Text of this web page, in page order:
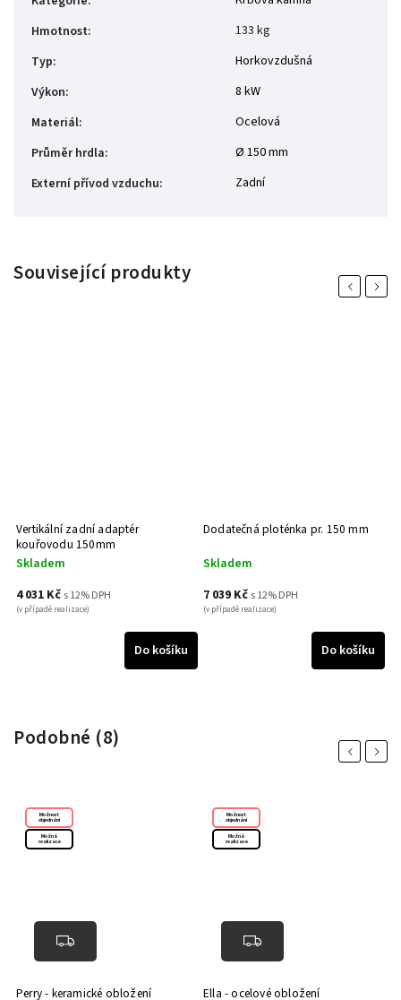
Hmotnost:
133 kg
Typ:
Horkovzdušná
Výkon:
8 kW
Materiál:
Ocelová
Průměr hrdla:
Ø 150 mm
Externí přívod vzduchu: Zadní
Související produkty
Previous
Vertikální zadní adaptér
kouřovodu 150mm
Skladem
4 031 Kč s 12% DPH
(v případě realizace)
Do košíku
Dodatečná ploténka pr. 150 mm
Skladem
7 039 Kč s 12% DPH
(v případě realizace)
Do košíku
Next
Podobné (8)
Previous
Možnost
objednání
Možná
realizace
Perry - keramické obložení
Možnost
objednání
Možná
realizace
Ella - ocelové obložení
Next